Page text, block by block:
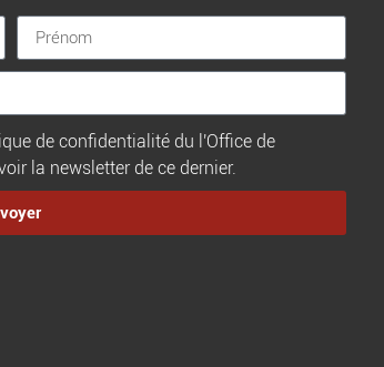
de confidentialité du l'Office de
la newsletter de ce dernier.